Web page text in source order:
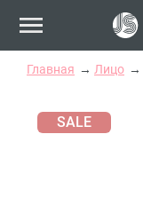
Главная Лицо
SALE